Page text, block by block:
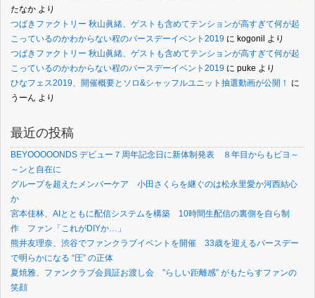
たなか より
つばきファクトリー 秋山眞緒、ゲストも含めてテンションが高すぎて何が起
こっているのかわからない程のバースデーイベント2019 に kogonil より
つばきファクトリー 秋山眞緒、ゲストも含めてテンションが高すぎて何が起
こっているのかわからない程のバースデーイベント2019 に puke より
ひなフェス2019、開催概要とソロ&シャッフルユニット抽選動画が公開！
に
うーん より
最近の投稿
BEYOOOOONDS デビュー７周年記念日に新体制発表 ８年目からもビヨ～
～ンと自在に
グループを超えたメンバーケア 小田さくらを継ぐのは松永里愛か河西結心
か
宮本佳林、AIとともに配信システムを構築 10時間生配信の裏側を自ら制
作 ファン「これがDIYか…」
熊井友理奈、渋谷でファンクラブイベントを開催 33歳を迎えるバースデー
で明らかになる “圧” の正体
夏焼雅、ファンクラブ会員証お渡し会 ”らしい距離感” がもたらすファンの
笑顔